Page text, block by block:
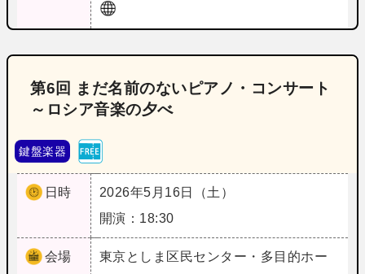
第6回 まだ名前のないピアノ・コンサート
～ロシア音楽の夕べ
鍵盤楽器
日時
2026年5月16日（土）
開演：18:30
会場 東京としま区民センター・多目的ホー